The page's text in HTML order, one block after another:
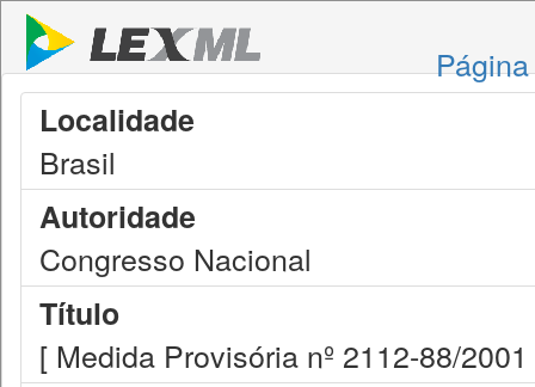
Localidade
Brasil
Autoridade
Congresso Nacional
Título
[ Medida Provisória nº 2112-88/